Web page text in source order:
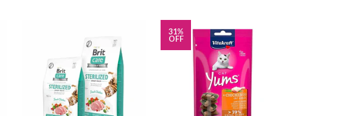
31%
OFF